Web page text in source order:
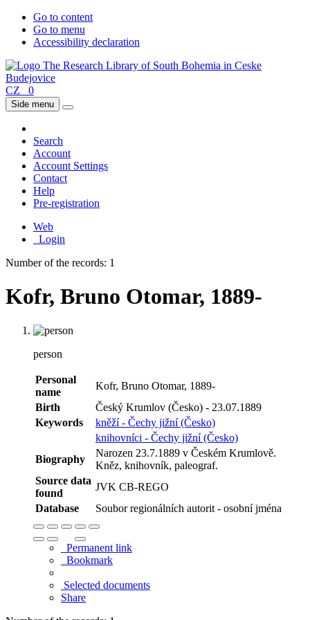
Go to content
Go to menu
Accessibility declaration
CZ 0
Side menu
Search
Account
Account Settings
Contact
Help
Pre-registration
Web
Login
Number of the records: 1
Kofr, Bruno Otomar, 1889-
person
Personal
name
Kofr, Bruno Otomar, 1889-
Birth
Český Krumlov (Česko) - 23.07.1889
Keywords
kněží - Čechy jižní (Česko)
knihovníci - Čechy jižní (Česko)
Biography
Narozen 23.7.1889 v Českém Krumlově.
Kněz, knihovník, paleograf.
Source data
found
JVK CB-REGO
Database
Soubor regionálních autorit - osobní jména
Permanent link
Bookmark
Selected documents
Share